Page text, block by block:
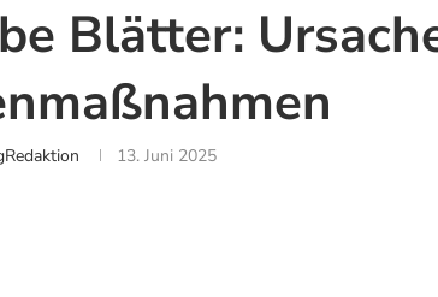
Blätter:
13. Juni 2025